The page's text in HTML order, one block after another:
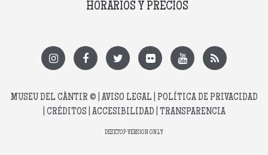
HORARIOS Y PRECIOS
MUSEU DEL CÀNTIR © | AVISO LEGAL
POLÍTICA DE PRIVACIDAD
CRÉDITOS ACCESIBILIDAD TRANSPARENCIA
DESKTOP VERSION ONLY